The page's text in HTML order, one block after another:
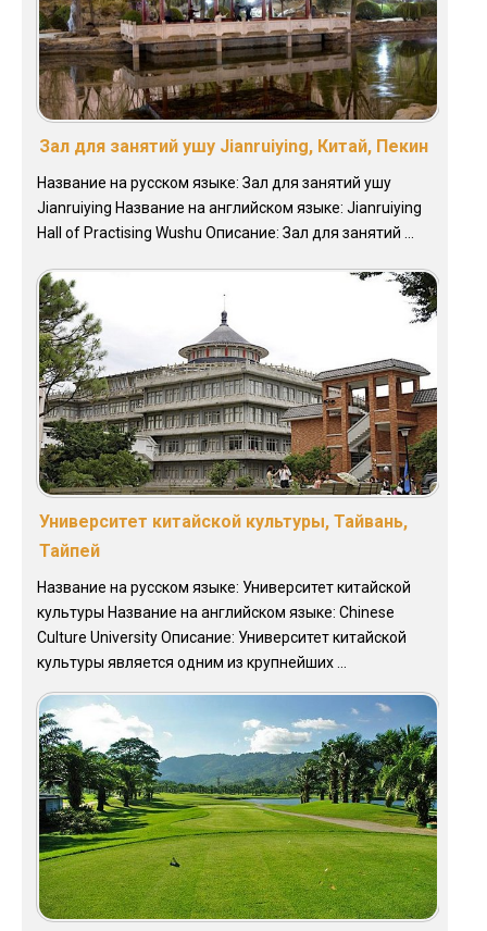
Зал для занятий ушу Jianruiying, Китай, Пекин
Название на русском языке: Зал для занятий ушу
Jianruiying Название на английском языке: Jianruiying
Hall of Practising Wushu Описание: Зал для занятий ...
Университет китайской культуры, Тайвань,
Тайпей
Название на русском языке: Университет китайской
культуры Название на английском языке: Chinese
Culture University Описание: Университет китайской
культуры является одним из крупнейших ...